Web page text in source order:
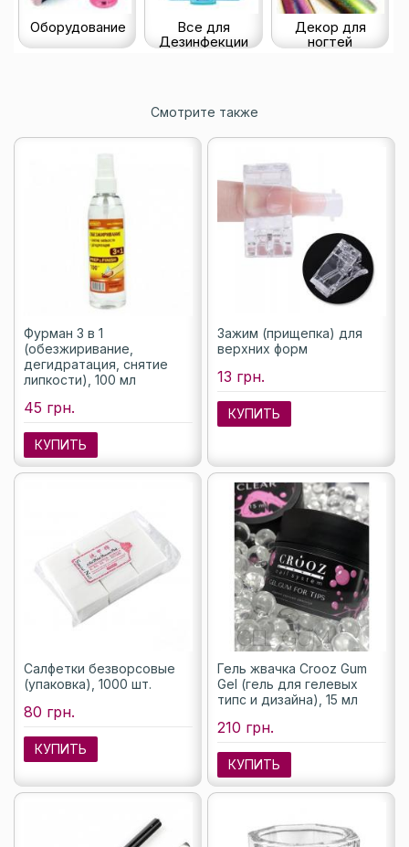
Оборудование
Все для
Дезинфекции
Декор для
ногтей
Смотрите также
Фурман 3 в 1
(обезжиривание,
дегидратация, снятие
липкости), 100 мл
45 грн.
КУПИТЬ
Зажим (прищепка) для
верхних форм
13 грн.
КУПИТЬ
Салфетки безворсовые
(упаковка), 1000 шт.
80 грн.
КУПИТЬ
Гель жвачка Crooz Gum
Gel (гель для гелевых
типс и дизайна), 15 мл
210 грн.
КУПИТЬ